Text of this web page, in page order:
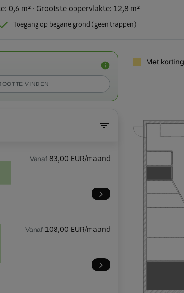
: 0,6 m² · Grootste oppervlakte: 12,8 m²
Toegang op begane grond (geen trappen)
VINDEN
Vanaf 83,00 EUR/maand
Vanaf 108,00 EUR/maand
Met korting